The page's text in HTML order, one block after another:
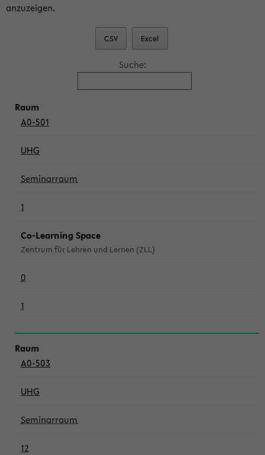
anzuzeigen.
CSV Excel
Suche:
A0-501
UHG
Seminarraum
1
Co-Learning Space
Zentrum für Lehren und Lernen (ZLL)
0
1
A0-503
UHG
Seminarraum
12